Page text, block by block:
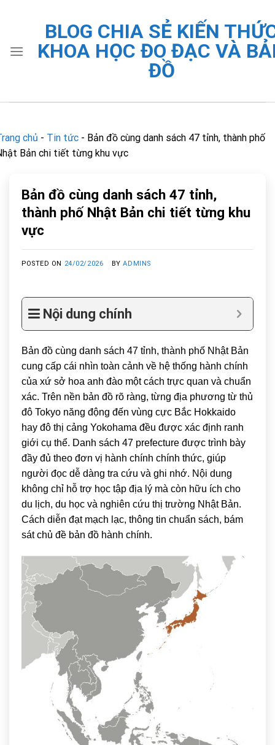
BLOG CHIA SẺ KIẾN
KHOA HỌC ĐO ĐẠC VÀ
ĐỒ
chủ - Tin tức - Bản đồ cùng danh sách 47 tỉnh, thành phố
Bản chi tiết từng khu vực
Bản đồ cùng danh sách 47 tỉnh,
thành phố Nhật Bản chi tiết từng khu
vực
POSTED ON 24/02/2026 BYADMINS
Nội dung chính
Bản đồ cùng danh sách 47 tỉnh, thành phố Nhật Bản
cung cấp cái nhìn toàn cảnh về hệ thống hành chính
của xứ sở hoa anh đào một cách trực quan và chuẩn
xác. Trên nền bản đồ rõ ràng, từng địa phương từ thủ
đô Tokyo năng động đến vùng cực Bắc Hokkaido
hay đô thị cảng Yokohama đều được xác định ranh
giới cụ thể. Danh sách 47 prefecture được trình bày
đầy đủ theo đơn vị hành chính chính thức, giúp
người đọc dễ dàng tra cứu và ghi nhớ. Nội dung
không chỉ hỗ trợ học tập địa lý mà còn hữu ích cho
du lịch, du học và nghiên cứu thị trường Nhật Bản.
Cách diễn đạt mạch lạc, thông tin chuẩn sách, bám
sát chủ đề bản đồ hành chính.